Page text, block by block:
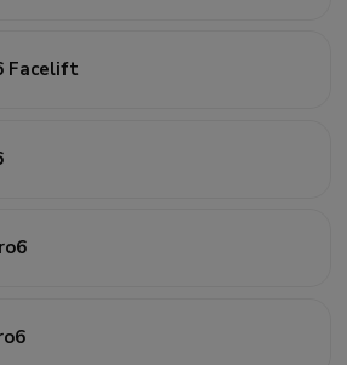
Facelift